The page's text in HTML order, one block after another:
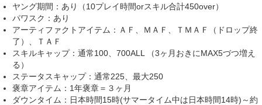
ヤング期間：あり（10プレイ時間orスキル合計450over）
パワスク：あり
アーティファクトアイテム：ＡＦ、ＭＡＦ、ＴＭＡＦ（ドロップ終
了）、ＴＡＦ
スキルキャップ：通常100、700ALL （3ヶ月おきにMAX5づつ増え
る）
ステータスキャップ：通常225、最大250
褒章アイテム：1年褒章＝３ヶ月
ダウンタイム：日本時間15時(サマータイム中は日本時間14時)～約